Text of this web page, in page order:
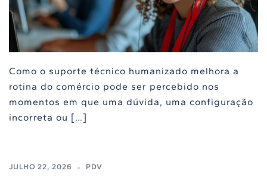
Como o suporte técnico humanizado melhora a
rotina do comércio pode ser percebido nos
momentos em que uma dúvida, uma configuração
incorreta ou […]
JULHO 22, 2026 PDV